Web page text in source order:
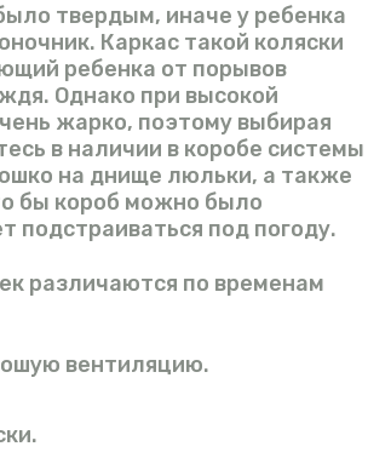
твердым, иначе у ребенка
Каркас такой коляски
ребенка от порывов
Однако при высокой
жарко, поэтому выбирая
в наличии в коробе системы
на днище люльки, а также
бы короб можно было
подстраиваться под погоду.
различаются по временам
вентиляцию.